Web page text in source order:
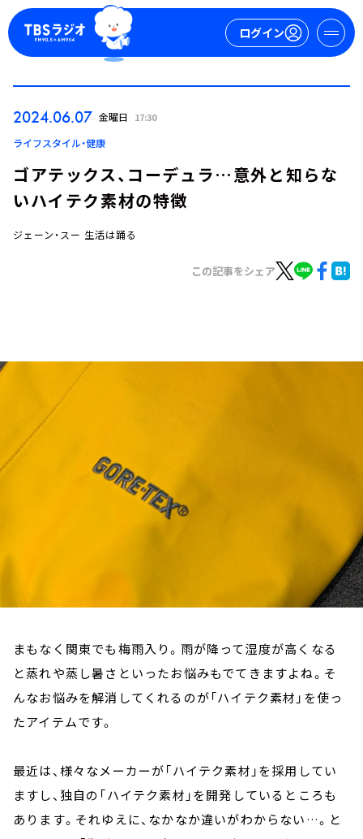
ログイン
ログイン
お知らせ
イベント・グッズ
YouTube
2024.06.07 金曜日 17:30
ライフスタイル・健康
ゴアテックス、コーデュラ…意外と知らな
いハイテク素材の特徴
ジェーン・スー 生活は踊る
この記事をシェア
まもなく関東でも梅雨入り。雨が降って湿度が高くなる
と蒸れや蒸し暑さといったお悩みもでてきますよね。そ
んなお悩みを解消してくれるのが「ハイテク素材」を使っ
たアイテムです。
最近は、様々なメーカーが「ハイテク素材」を採用してい
ますし、独自の「ハイテク素材」を開発しているところも
あります。それゆえに、なかなか違いがわからない…。と